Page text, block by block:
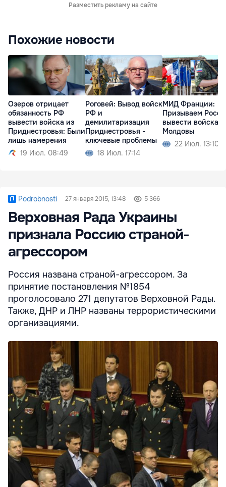
Разместить рекламу на сайте
Похожие новости
Озеров отрицает
обязанность РФ
вывести войска из
Приднестровья: Были
лишь намерения
19 Июл. 08:49
Роговей: Вывод войск
РФ и
демилитаризация
Приднестровья -
ключевые проблемы
18 Июл. 17:14
МИД Франции:
Призываем
вывести войска
Молдовы
22 Июл. 13:10
Podrobnosti 27 января 2015, 13:48 5 366
Верховная Рада Украины
признала Россию страной-
агрессором
Россия названа страной-агрессором. За
принятие постановления №1854
проголосовало 271 депутатов Верховной Рады.
Также, ДНР и ЛНР названы террористическими
организациями.